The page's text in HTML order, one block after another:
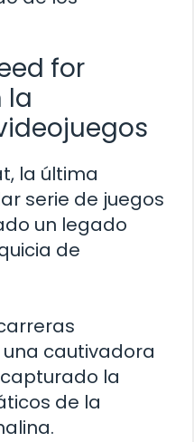
for
la
la última
serie de juegos
un legado
de
cautivadora
la
de la